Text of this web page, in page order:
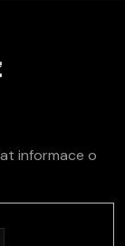
informace o